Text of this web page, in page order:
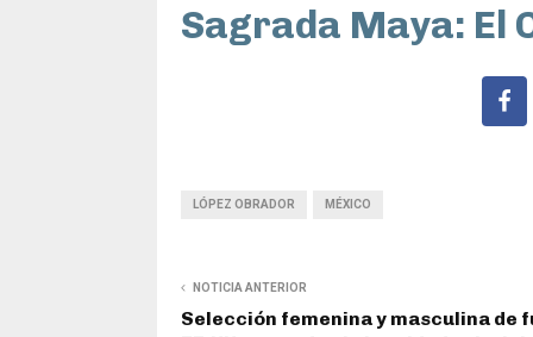
Sagrada Maya: El
LÓPEZ OBRADOR MÉXICO
NOTICIA ANTERIOR
Selección femenina y masculina de